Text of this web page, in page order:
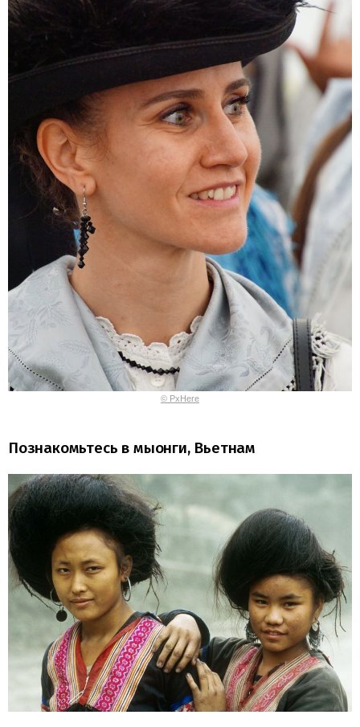
© PxHere
Познакомьтесь в мыонги, Вьетнам